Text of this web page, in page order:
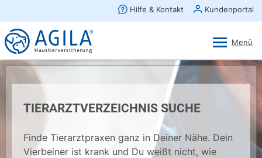
TIERARZTVERZEICHNIS SUCHE
Finde Tierarztpraxen ganz in Deiner Nähe. Dein
Vierbeiner ist krank und Du weißt nicht, wie
×
AGILA Kunden-App
Gratis - Im Play Store laden
Ansehen